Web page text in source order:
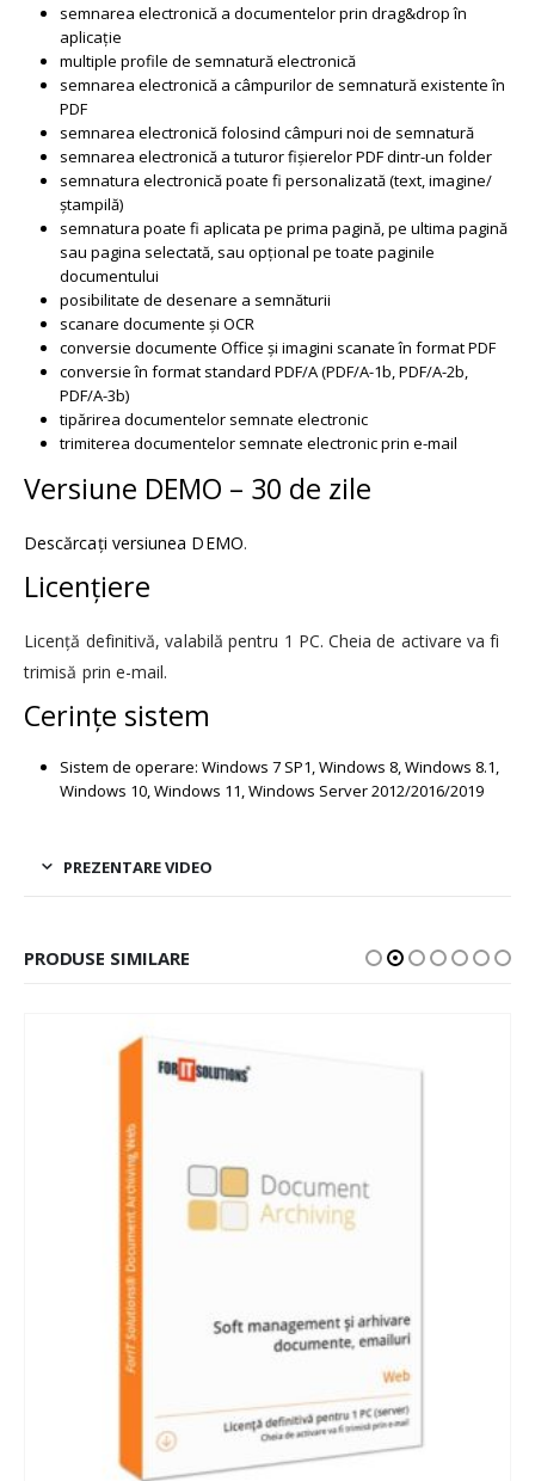
semnarea electronică a documentelor prin drag&drop în
aplicație
multiple profile de semnatură electronică
semnarea electronică a câmpurilor de semnatură existente în
PDF
semnarea electronică folosind câmpuri noi de semnatură
semnarea electronică a tuturor fișierelor PDF dintr-un folder
semnatura electronică poate fi personalizată (text, imagine/
ștampilă)
semnatura poate fi aplicata pe prima pagină, pe ultima pagină
sau pagina selectată, sau opțional pe toate paginile
documentului
posibilitate de desenare a semnăturii
scanare documente și OCR
conversie documente Office și imagini scanate în format PDF
conversie în format standard PDF/A (PDF/A-1b, PDF/A-2b,
PDF/A-3b)
tipărirea documentelor semnate electronic
trimiterea documentelor semnate electronic prin e-mail
Versiune DEMO – 30 de zile
Descărcați versiunea DEMO.
Licențiere
Licență definitivă, valabilă pentru 1 PC. Cheia de activare va fi
trimisă prin e-mail.
Cerințe sistem
Sistem de operare: Windows 7 SP1, Windows 8, Windows 8.1,
Windows 10, Windows 11, Windows Server 2012/2016/2019
PREZENTARE VIDEO
PRODUSE SIMILARE